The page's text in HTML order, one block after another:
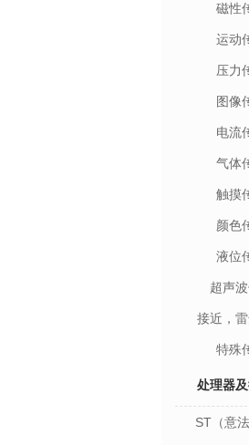
磁性
运动
压力
图像
电流
气体
触摸
颜色
液位
超声
接近，
特殊
处理器
ST（意